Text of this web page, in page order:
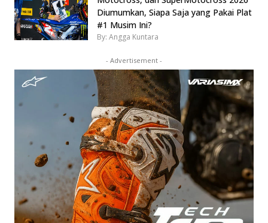
Diumumkan, Siapa Saja yang Pakai Plat
#1 Musim Ini?
By: Angga Kuntara
- Advertisement -